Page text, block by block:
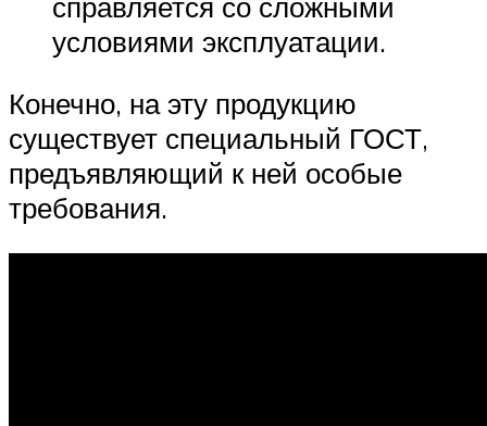
условиями эксплуатации.
Конечно, на эту продукцию
существует специальный ГОСТ,
предъявляющий к ней особые
требования.